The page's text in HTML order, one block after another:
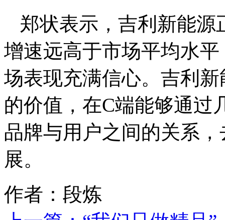
郑状表示，吉利新能源
增速远高于市场平均水
场表现充满信心。吉利
的价值，在C端能够通过
品牌与用户之间的关系
展。
作者：段炼